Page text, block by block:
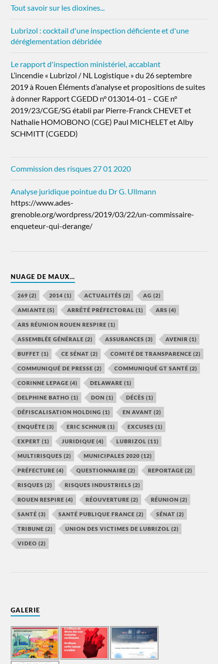
Tout savoir sur les dioxines...
Lubrizol : cocktail d'une inspection déficiente et d'une
déréglementation débridée
Le rapport d'inspection ministériel, accablant
L’incendie « Lubrizol / NL Logistique » du 26 septembre
2019 à Rouen Éléments d’analyse et propositions de suites
à donner Rapport CGEDD n° 013014-01 – CGE n°
2019/23/CGE/SG établi par Pierre-Franck CHEVET et
Nathalie HOMOBONO (CGE) Paul MICHELET et Alby
SCHMITT (CGEDD)
Commission des risques 27 01 2020
Analyse juridique pointue du Dr G. Ullmann
https://www.ades-
grenoble.org/wordpress/2019/03/22/un-commissaire-
enqueteur-qui-derange/
NUAGE DE MAUX…
269 (2) 2014 (1) ACTUALITÉS (2) AG (2)
AMIANTE (5) ARRẾTÉ PRÉFECTORAL (1) ARS (4)
ARS RÉUNION ROUEN RESPIRE (1)
ASSEMBLÉE GÉNÉRALE (2) ASSURANCES (3) AVENIR (1)
BUFFET (1) CE SÉNAT (2) COMITÉ DE TRANSPARENCE (2)
COMMUNIQUÉ DE PRESSE (2) COMMUNIQUÉ GT SANTÉ (2)
CORINNE LEPAGE (4) DELAWARE (1)
DELPHINE BATHO (1) DON (1) DÉCÈS (1)
DÉFISCALISATION HOLDING (1) EN AVANT (2)
ENQUÊTE (3) ERIC SCHNUR (1) EXCUSES (1)
EXPERT (1) JURIDIQUE (4) LUBRIZOL (11)
MULTIRISQUES (2) MUNICIPALES 2020 (12)
PRÉFECTURE (4) QUESTIONNAIRE (2) REPORTAGE (2)
RISQUES (2) RISQUES INDUSTRIELS (2)
ROUEN RESPIRE (4) RÉOUVERTURE (2) RÉUNION (2)
SANTÉ (3) SANTÉ PUBLIQUE FRANCE (2) SÉNAT (2)
TRIBUNE (2) UNION DES VICTIMES DE LUBRIZOL (2)
VIDEO (2)
GALERIE